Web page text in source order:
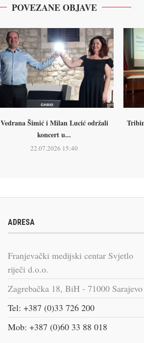
POVEZANE OBJAVE
Vedrana Šimić i Milan Lucić održali
koncert u...
22.07.2026 15:40
ADRESA
Franjevački medijski centar Svjetlo
riječi d.o.o.
Zagrebačka 18, BiH - 71000 Sarajevo
Tel: +387 (0)33 726 200
Mob: +387 (0)60 33 88 018